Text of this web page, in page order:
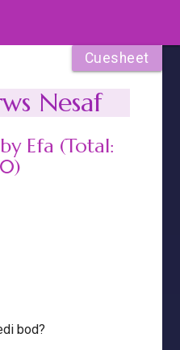
Cuesheet
Nesaf
Efa (Total:
bod?